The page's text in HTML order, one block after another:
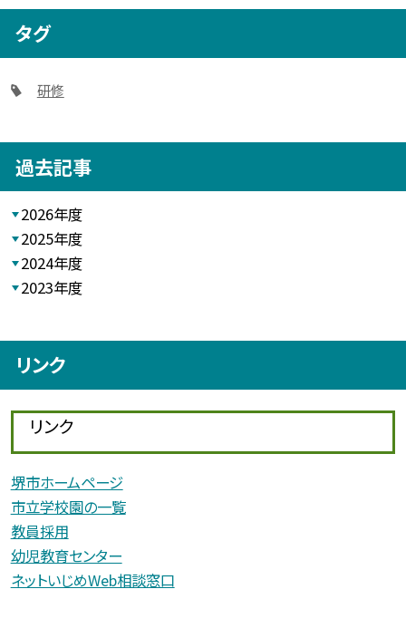
タグ
研修
過去記事
2026年度
2025年度
2024年度
2023年度
リンク
リンク
堺市ホームページ
市立学校園の一覧
教員採用
幼児教育センター
ネットいじめWeb相談窓口